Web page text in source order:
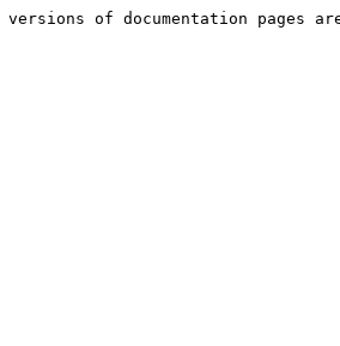
of documentation pages